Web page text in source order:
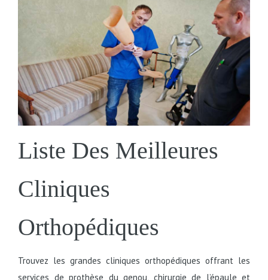
Liste Des Meilleures
Cliniques
Orthopédiques
Trouvez les grandes cliniques orthopédiques offrant les
services de prothèse du genou, chirurgie de l’épaule et